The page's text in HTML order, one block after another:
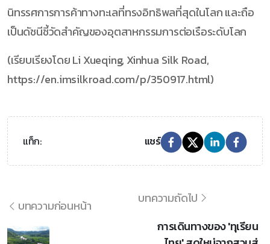
นิทรรศการการค้าทางทะเลที่ทรงอิทธิพลที่สุดในโลก และถือ
เป็นดัชนีชี้วัดสำคัญของอุตสาหกรรมการต่อเรือระดับโลก
(เรียบเรียงโดย Li Xueqing, Xinhua Silk Road,
https://en.imsilkroad.com/p/350917.html)
แท็ก: แชร์
บทความก่อนหน้า
บทความถัดไป
การเดินทางของ 'ทุเรียน